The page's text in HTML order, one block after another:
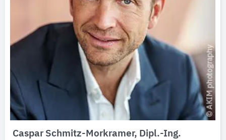
Caspar Schmitz-Morkramer, Dipl.-Ing.